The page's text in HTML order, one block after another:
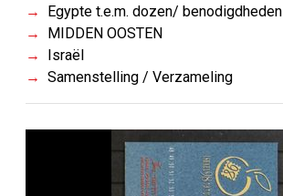
Egypte t.e.m. dozen/ benodigdheden
MIDDEN OOSTEN
Israël
Samenstelling / Verzameling